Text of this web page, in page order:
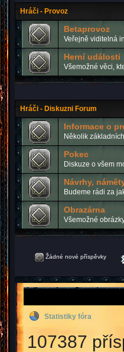
Hráči - Provoz
Betaprovoz
Veřejně viditelná
Herní události
Všemožné věci,
Hráči - Diskuzni Forum
Informace o
Několik
Pokec
Diskuze o všem
Návrhy,
Budeme rádi za
Obrazárna
Všemožné
Žádné nové příspěvky
Statistiky fóra
107387